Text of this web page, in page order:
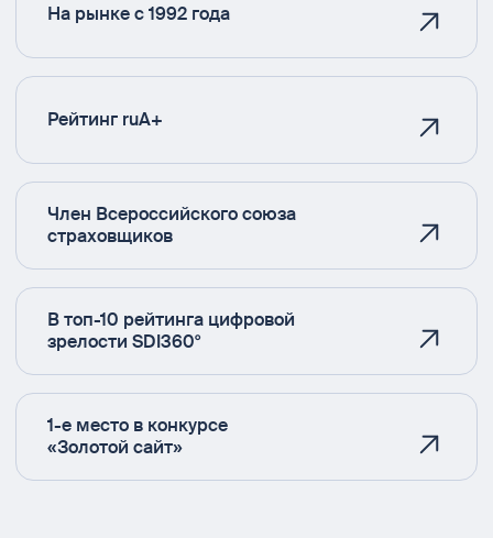
На рынке с 1992 года
Рейтинг ruA+
Член Всероссийского союза
страховщиков
В топ-10 рейтинга цифровой
зрелости SDI360°
1-е место в конкурсе
«Золотой сайт»